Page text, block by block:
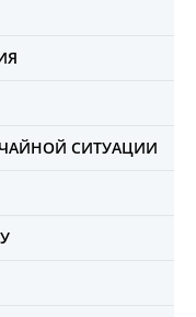
СИТУАЦИИ